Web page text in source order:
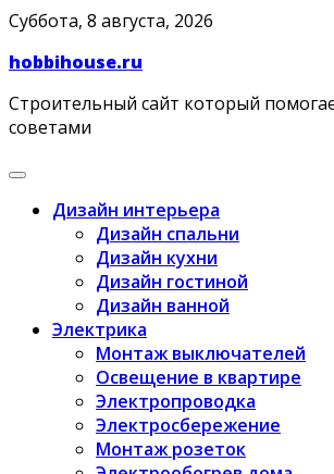
Skip
content
Суббота, 8 августа, 2026
hobbihouse.ru
Строительный сайт который
советами
Дизайн интерьера
Дизайн спальни
Дизайн кухни
Дизайн гостиной
Дизайн ванной
Электрика
Монтаж выключателей
Освещение в квартире
Электропроводка
Электросбережение
Монтаж розеток